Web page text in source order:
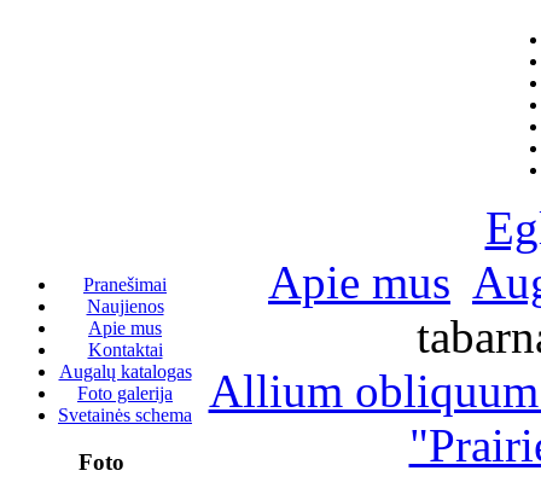
Pranešimai
Naujienos
Apie mus
Kontaktai
Augalų katalogas
Foto galerija
Svetainės schema
Foto
Apie mus
Allium obliquum